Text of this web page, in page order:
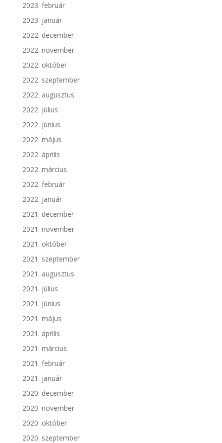
2023. február
2023. január
2022. december
2022. november
2022. október
2022. szeptember
2022. augusztus
2022. július
2022. június
2022. május
2022. április
2022. március
2022. február
2022. január
2021. december
2021. november
2021. október
2021. szeptember
2021. augusztus
2021. július
2021. június
2021. május
2021. április
2021. március
2021. február
2021. január
2020. december
2020. november
2020. október
2020. szeptember